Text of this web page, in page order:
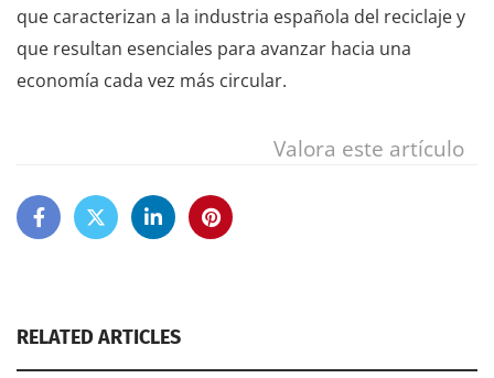
que caracterizan a la industria española del reciclaje y
que resultan esenciales para avanzar hacia una
economía cada vez más circular.
Valora este artículo
RELATED ARTICLES